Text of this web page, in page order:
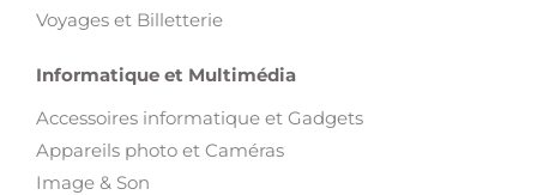
Voyages et Billetterie
Informatique et Multimédia
Accessoires informatique et Gadgets
Appareils photo et Caméras
Image & Son